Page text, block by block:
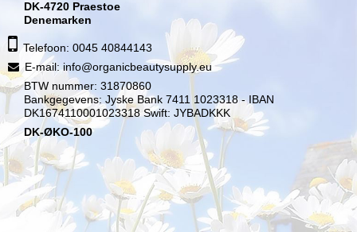
DK-4720 Praestoe
Denemarken
Telefoon: 0045 40844143
E-mail: info@organicbeautysupply.eu
BTW nummer: 31870860
Bankgegevens: Jyske Bank 7411 1023318 - IBAN
DK1674110001023318 Swift: JYBADKKK
DK-ØKO-100